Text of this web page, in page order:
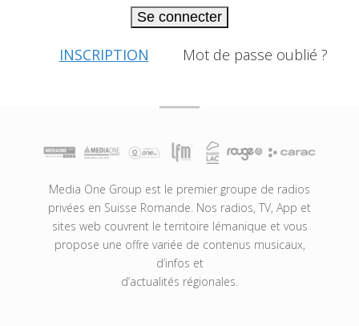
Se connecter
INSCRIPTION Mot de passe oublié ?
Media One Group est le premier groupe de radios
privées en Suisse Romande. Nos radios, TV, App et
sites web couvrent le territoire lémanique et vous
propose une offre variée de contenus musicaux,
d’infos et
d’actualités régionales.